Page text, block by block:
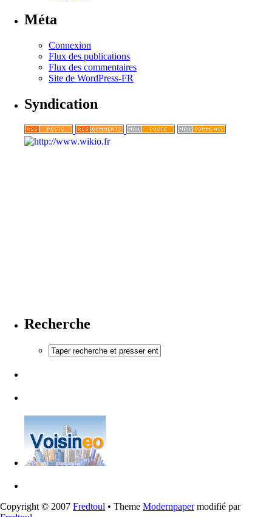
Méta
Connexion
Flux des publications
Flux des commentaires
Site de WordPress-FR
Syndication
Recherche
Copyright © 2007 Fredtoul • Theme Modernpapermodifié par